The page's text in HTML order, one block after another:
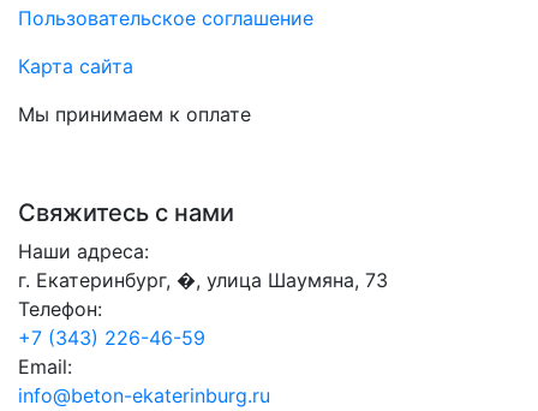
Пользовательское соглашение
Карта сайта
Мы принимаем к оплате
Свяжитесь с нами
Наши адреса:
г. Екатеринбург, �, улица Шаумяна, 73
Телефон:
+7 (343) 226-46-59
Email:
info@beton-ekaterinburg.ru